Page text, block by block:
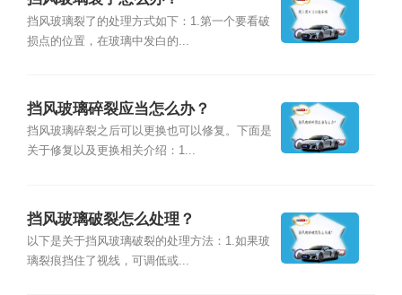
挡风玻璃裂了的处理方式如下：1.第一个要看破
损点的位置，在玻璃中发白的...
挡风玻璃碎裂应当怎么办？
挡风玻璃碎裂之后可以更换也可以修复。下面是
关于修复以及更换相关介绍：1...
挡风玻璃破裂怎么处理？
以下是关于挡风玻璃破裂的处理方法：1.如果玻
璃裂痕挡住了视线，可调低或...